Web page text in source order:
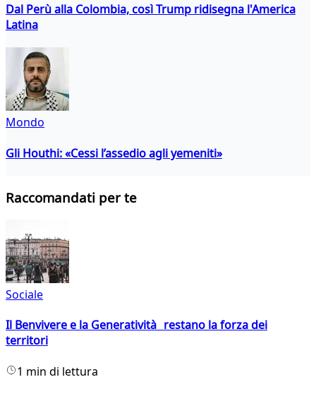
Dal Perù alla Colombia, così Trump ridisegna l'America
Latina
Mondo
Gli Houthi: «Cessi l’assedio agli yemeniti»
Raccomandati per te
Sociale
Il Benvivere e la Generatività restano la forza dei
territori
1 min di lettura